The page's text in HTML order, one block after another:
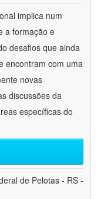
implica num
a formação e
desafios que ainda
encontram com uma
novas
discussões da
específicas do
de Pelotas - RS -